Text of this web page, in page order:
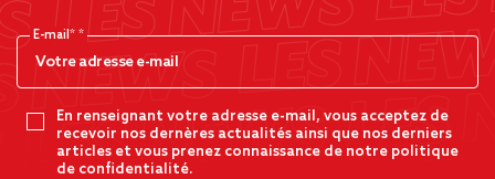
E-mail*
En renseignant votre adresse e-mail, vous acceptez de
recevoir nos dernères actualités ainsi que nos derniers
articles et vous prenez connaissance de notre politique
de confidentialité.